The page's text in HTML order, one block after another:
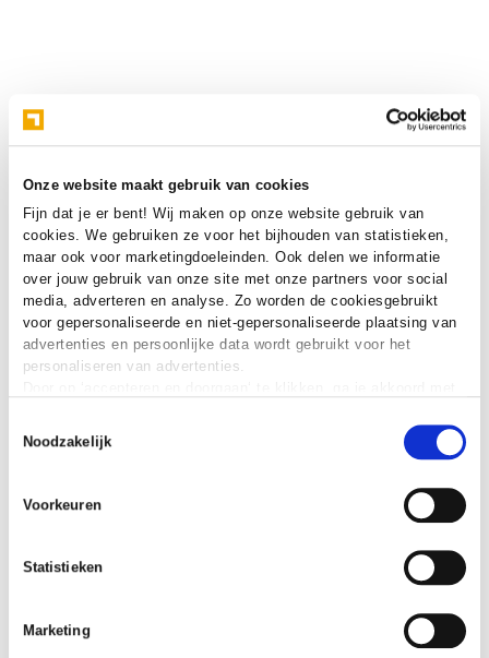
Onze website maakt gebruik van cookies
Fijn dat je er bent! Wij maken op onze website gebruik van
cookies. We gebruiken ze voor het bijhouden van statistieken,
maar ook voor marketingdoeleinden. Ook delen we informatie
over jouw gebruik van onze site met onze partners voor social
media, adverteren en analyse. Zo worden de cookiesgebruikt
voor gepersonaliseerde en niet-gepersonaliseerde plaatsing van
advertenties en persoonlijke data wordt gebruikt voor het
personaliseren van advertenties.
verklaring.
Noodzakelijk
Voorkeuren
Statistieken
Marketing